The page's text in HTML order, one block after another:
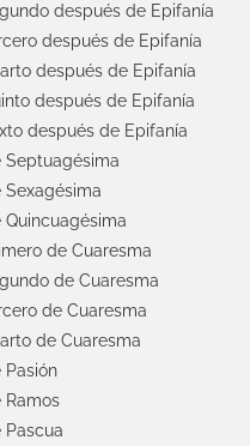
después de Epifanía
después de Epifanía
después de Epifanía
después de Epifanía
después de Epifanía
Septuagésima
Sexagésima
Quincuagésima
de Cuaresma
de Cuaresma
de Cuaresma
de Cuaresma
Pasión
Ramos
Pascua